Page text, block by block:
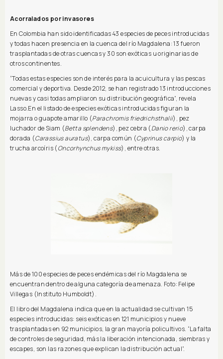
Acorralados por invasores
En Colombia han sido identificadas 43 especies de peces introducidas
y todas hacen presencia en la cuenca del río Magdalena: 13 fueron
trasplantadas de otras cuencas y 30 son exóticas u originarias de
otros continentes.
“Todas estas especies son de interés para la acuicultura y las pescas
comercial y deportiva. Desde 2012, se han registrado 13 introducciones
nuevas y casi todas ampliaron su distribución geográfica”, revela
Lasso.En el listado de especies exóticas introducidas figuran la
mojarra o guapote amarillo (Parachromis friedrichsthalii), pez
luchador de Siam (Betta splendens), pez cebra (Danio rerio), carpa
dorada (Carassius auratus), carpa común (Cyprinus carpio) y la
trucha arcoíris (Oncorhynchus mykiss), entre otras.
Más de 100 especies de peces endémicas del río Magdalena se
encuentran dentro de alguna categoría de amenaza. Foto: Felipe
Villegas (Instituto Humboldt).
El libro del Magdalena indica que en la actualidad se cultivan 15
especies introducidas: seis exóticas en 121 municipios y nueve
trasplantadas en 92 municipios, la gran mayoría policultivos. “La falta
de controles de seguridad, más la liberación intencionada, siembras y
escapes, son las razones que explican la distribución actual”.